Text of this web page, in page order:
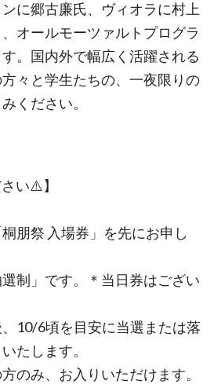
に郷古廉氏、ヴィオラに村上
オールモーツァルトプログラ
。国内外で幅広く活躍される
々と学生たちの、一夜限りの
ください。
い⚠️】
朋祭 入場券」を先にお申し
制」です。＊当日券はござい
、10/6頃を目安に当選または落
たします。
のみ、お入りいただけます。